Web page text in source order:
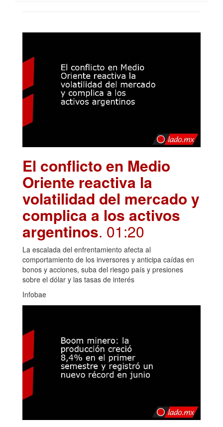
El conflicto en Medio
Oriente reactiva la
volatilidad del mercado y
complica a los activos
argentinos. 01:20
La escalada del enfrentamiento afecta al
comportamiento de los inversores y anticipa caídas en
bonos y acciones, suba del riesgo país y presiones
sobre el dólar y las tasas de interés
Infobae